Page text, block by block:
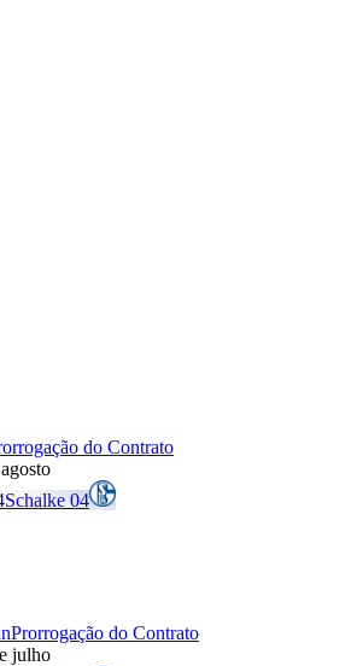
do Contrato
Schalke 04
Prorrogação do Contrato
julho